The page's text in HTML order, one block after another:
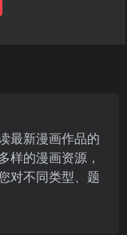
最新漫画作品的
样的漫画资源，
对不同类型、题